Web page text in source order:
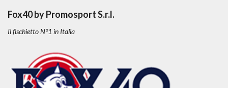
Fox40 by Promosport S.r.l.
Il fischietto N°1 in Italia